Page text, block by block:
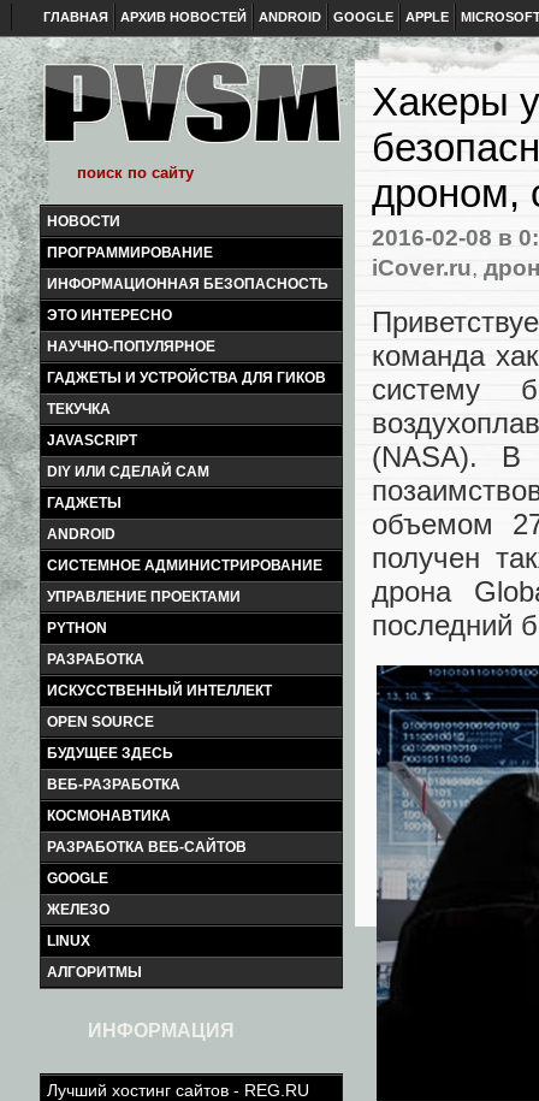
ГЛАВНАЯ АРХИВ НОВОСТЕЙ ANDROID GOOGLE APPLE
НОВОСТИ
ПРОГРАММИРОВАНИЕ
ИНФОРМАЦИОННАЯ БЕЗОПАСНОСТЬ
ЭТО ИНТЕРЕСНО
НАУЧНО-ПОПУЛЯРНОЕ
ГАДЖЕТЫ И УСТРОЙСТВА ДЛЯ ГИКОВ
ТЕКУЧКА
JAVASCRIPT
DIY ИЛИ СДЕЛАЙ САМ
ГАДЖЕТЫ
ANDROID
СИСТЕМНОЕ АДМИНИСТРИРОВАНИЕ
УПРАВЛЕНИЕ ПРОЕКТАМИ
PYTHON
РАЗРАБОТКА
ИСКУССТВЕННЫЙ ИНТЕЛЛЕКТ
OPEN SOURCE
БУДУЩЕЕ ЗДЕСЬ
ВЕБ-РАЗРАБОТКА
КОСМОНАВТИКА
РАЗРАБОТКА ВЕБ-САЙТОВ
GOOGLE
ЖЕЛЕЗО
LINUX
АЛГОРИТМЫ
ИНФОРМАЦИЯ
Лучший хостинг сайтов - REG.RU
Хакеры
дроном,
2016-02-08 в
iCover.ru, дрон
команда
систему
(NASA). В
объемом
получен
дрона
последний